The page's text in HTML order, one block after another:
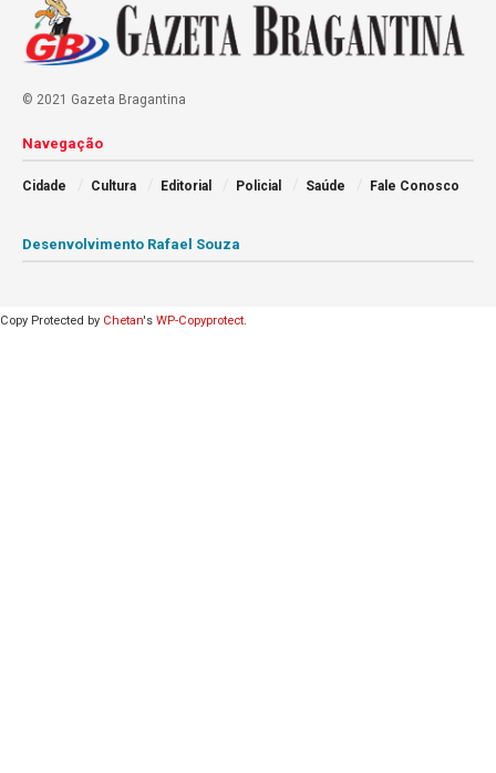
© 2021 Gazeta Bragantina
Navegação
Cidade Cultura Editorial Policial Saúde Fale Conosco
Desenvolvimento Rafael Souza
Copy Protected by Chetan's WP-Copyprotect.